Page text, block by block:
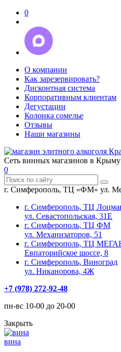
0
О компании
Как зарезервировать?
Дисконтная система
Корпоративным клиентам
Дегустации
Колонка сомелье
Отзывы
Наши магазины
Сеть винных магазинов в Крыму
0
г. Симферополь, ТЦ «ФМ» ул.
г. Симферополь, ТЦ
ул. Севастопольская, 31Е
г. Симферополь, ТЦ ФМ
ул. Механизаторов, 51
г. Симферополь, ТЦ
Евпаторийское шоссе, 8
г. Симферополь, Виноград
ул. Никанорова, 4Ж
+7 (978) 272-92-48
пн-вс 10-00 до 20-00
Закрыть
вина